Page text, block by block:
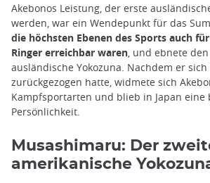
Akebonos Leistung, der erste
werden, war ein Wendepunkt für das
die höchsten Ebenen des Sports auch
Ringer erreichbar waren, und ebnete
ausländische Yokozuna. Nachdem er sich
zurückgezogen hatte, widmete sich
Kampfsportarten und blieb in Japan eine
Persönlichkeit.
Musashimaru: Der
amerikanische